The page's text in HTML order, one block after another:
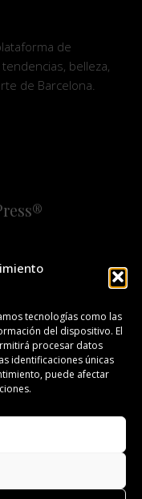
tecnologías como las
del dispositivo. El
procesar datos
identificaciones únicas
puede afectar
de
belleza,
de Barcelona.
NEWS!
2008-2024.
registrada.